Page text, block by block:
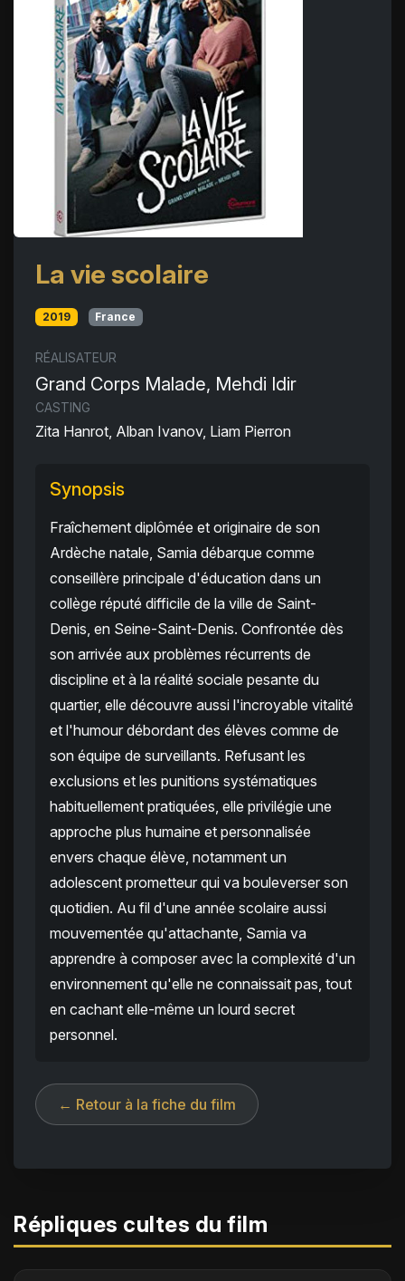
La vie scolaire
2019 France
RÉALISATEUR
Grand Corps Malade, Mehdi Idir
CASTING
Zita Hanrot, Alban Ivanov, Liam Pierron
Synopsis
Fraîchement diplômée et originaire de son
Ardèche natale, Samia débarque comme
conseillère principale d'éducation dans un
collège réputé difficile de la ville de Saint-
Denis, en Seine-Saint-Denis. Confrontée dès
son arrivée aux problèmes récurrents de
discipline et à la réalité sociale pesante du
quartier, elle découvre aussi l'incroyable vitalité
et l'humour débordant des élèves comme de
son équipe de surveillants. Refusant les
exclusions et les punitions systématiques
habituellement pratiquées, elle privilégie une
approche plus humaine et personnalisée
envers chaque élève, notamment un
adolescent prometteur qui va bouleverser son
quotidien. Au fil d'une année scolaire aussi
mouvementée qu'attachante, Samia va
apprendre à composer avec la complexité d'un
environnement qu'elle ne connaissait pas, tout
en cachant elle-même un lourd secret
personnel.
← Retour à la fiche du film
Répliques cultes du film